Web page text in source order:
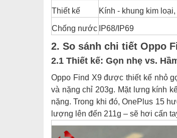
Thiết kế Kính - khung kim
Chống nước IP68/IP69
2. So sánh chi tiết Oppo
2.1 Thiết kế: Gọn nhẹ vs.
Oppo Find X9 được thiết kế nhỏ
và nặng chỉ 203g. Mặt lưng kính
nặng. Trong khi đó, OnePlus 15
lượng lên đến 211g – sẽ hơi cấn